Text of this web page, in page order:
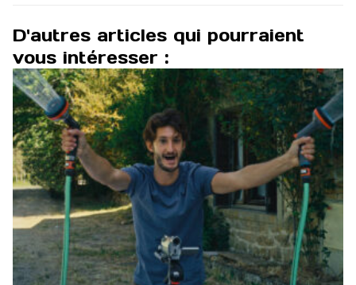
D'autres articles qui pourraient
vous intéresser :